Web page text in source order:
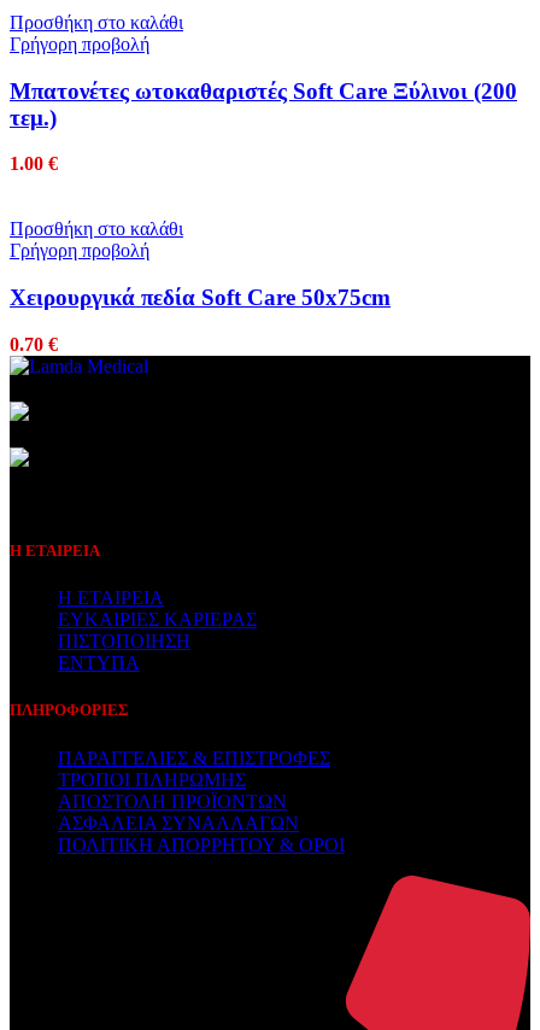
Προσθήκη στο καλάθι
Γρήγορη προβολή
Μπατονέτες ωτοκαθαριστές Soft Care Ξύλινοι (200
τεμ.)
1.00 €
Προσθήκη στο καλάθι
Γρήγορη προβολή
Χειρουργικά πεδία Soft Care 50x75cm
0.70 €
Η ΕΤΑΙΡΕΙΑ
Η ΕΤΑΙΡΕΙΑ
ΕΥΚΑΙΡΙΕΣ ΚΑΡΙΕΡΑΣ
ΠΙΣΤΟΠΟΙΗΣΗ
ΕΝΤΥΠΑ
ΠΛΗΡΟΦΟΡΙΕΣ
ΠΑΡΑΓΓΕΛΙΕΣ & ΕΠΙΣΤΡΟΦΕΣ
ΤΡΟΠΟΙ ΠΛΗΡΩΜΗΣ
ΑΠΟΣΤΟΛΗ ΠΡΟΪΟΝΤΩΝ
ΑΣΦΑΛΕΙΑ ΣΥΝΑΛΛΑΓΩΝ
ΠΟΛΙΤΙΚΗ ΑΠΟΡΡΗΤΟΥ & ΟΡΟΙ